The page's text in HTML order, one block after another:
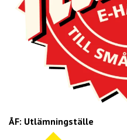
ÅF: Utlämningställe